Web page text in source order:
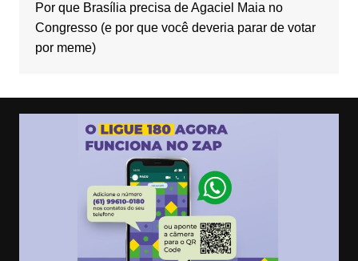
Por que Brasília precisa de Agaciel Maia no
Congresso (e por que você deveria parar de votar
por meme)